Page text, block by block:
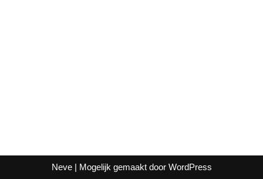
Neve| Mogelijk gemaakt door WordPress